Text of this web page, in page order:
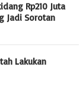
Rp210 Juta
Jadi Sorotan
Lakukan